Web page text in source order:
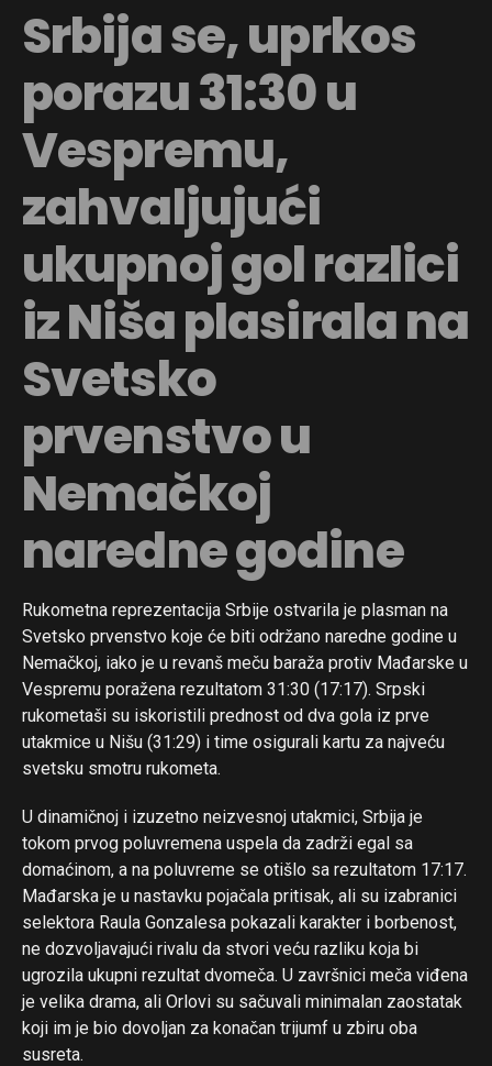
Srbija se, uprkos
porazu 31:30 u
Vespremu,
zahvaljujući
ukupnoj gol razlici
iz Niša plasirala na
Svetsko
prvenstvo u
Nemačkoj
naredne godine
Rukometna reprezentacija Srbije ostvarila je plasman na
Svetsko prvenstvo koje će biti održano naredne godine u
Nemačkoj, iako je u revanš meču baraža protiv Mađarske u
Vespremu poražena rezultatom 31:30 (17:17). Srpski
rukometaši su iskoristili prednost od dva gola iz prve
utakmice u Nišu (31:29) i time osigurali kartu za najveću
svetsku smotru rukometa.
U dinamičnoj i izuzetno neizvesnoj utakmici, Srbija je
tokom prvog poluvremena uspela da zadrži egal sa
domaćinom, a na poluvreme se otišlo sa rezultatom 17:17.
Mađarska je u nastavku pojačala pritisak, ali su izabranici
selektora Raula Gonzalesa pokazali karakter i borbenost,
ne dozvoljavajući rivalu da stvori veću razliku koja bi
ugrozila ukupni rezultat dvomeča. U završnici meča viđena
je velika drama, ali Orlovi su sačuvali minimalan zaostatak
koji im je bio dovoljan za konačan trijumf u zbiru oba
susreta.